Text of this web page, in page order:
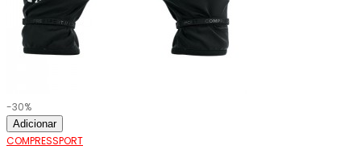
-30%
Adicionar
COMPRESSPORT